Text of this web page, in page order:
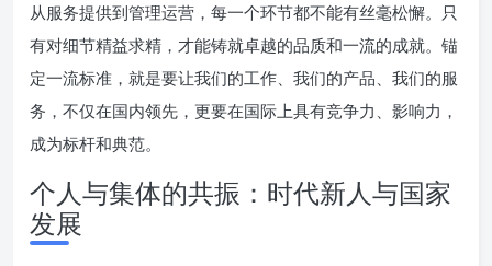
从服务提供到管理运营，每一个环节都不能有丝毫松懈。只
有对细节精益求精，才能铸就卓越的品质和一流的成就。锚
定一流标准，就是要让我们的工作、我们的产品、我们的服
务，不仅在国内领先，更要在国际上具有竞争力、影响力，
成为标杆和典范。
个人与集体的共振：时代新人与国家
发展